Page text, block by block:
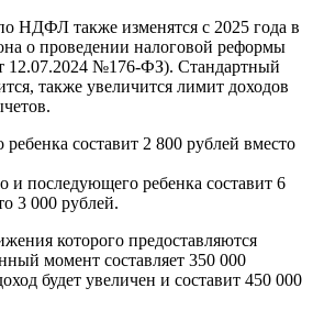
НДФЛ также изменятся с 2025 года в
о проведении налоговой реформы
12.07.2024 №176-ФЗ). Стандартный
также увеличится лимит доходов
ребенка составит 2 800 рублей вместо
и последующего ребенка составит 6
3 000 рублей.
которого предоставляются
момент составляет 350 000
будет увеличен и составит 450 000